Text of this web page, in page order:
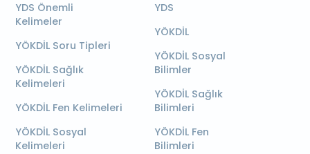
YDS Önemli
Kelimeler
YÖKDİL Soru Tipleri
YÖKDİL Sağlık
Kelimeleri
YÖKDİL Fen Kelimeleri
YÖKDİL Sosyal
Kelimeleri
YDS
YÖKDİL
YÖKDİL Sosyal
Bilimler
YÖKDİL Sağlık
Bilimleri
YÖKDİL Fen
Bilimleri